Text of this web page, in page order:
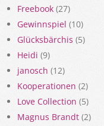
Freebook (27)
Gewinnspiel (10)
Glücksbärchis (5)
Heidi (9)
janosch (12)
Kooperationen (2)
Love Collection (5)
Magnus Brandt (2)